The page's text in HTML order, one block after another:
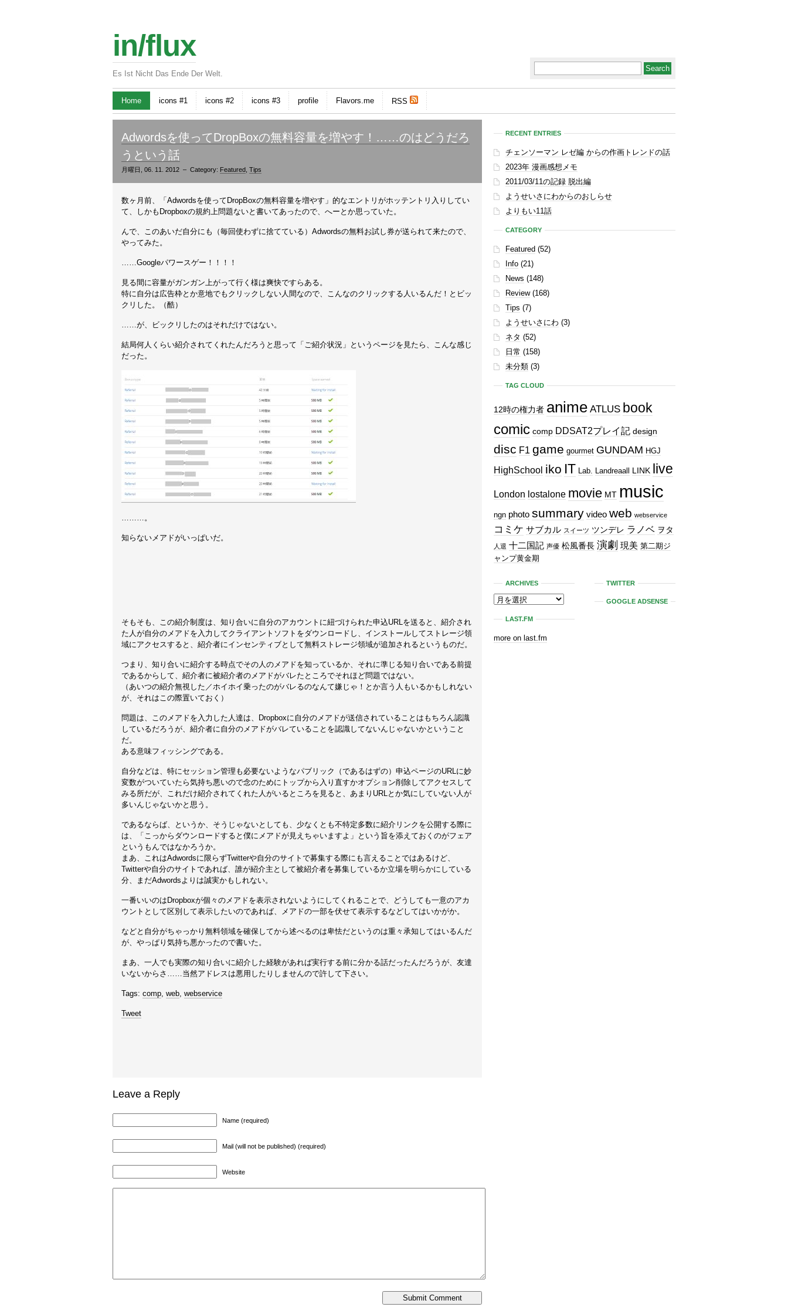
in/flux
Es Ist Nicht Das Ende Der Welt.
Home icons #1 icons #2 icons #3 profile Flavors.me RSS
Adwordsを使ってDropBoxの無料容量を増やす！……のはどうだろ
うという話
月曜日, 06. 11. 2012 – Category: Featured Tips
数ヶ月前、「Adwordsを使ってDropBoxの無料容量を増やす」的なエントリがホッテントリ入りしてい
て、しかもDropboxの規約上問題ないと書いてあったので、へーとか思っていた。
んで、このあいだ自分にも（毎回使わずに捨てている）Adwordsの無料お試し券が送られて来たので、
やってみた。
……Googleパワースゲー！！！！
見る間に容量がガンガン上がって行く様は爽快ですらある。
特に自分は広告枠とか意地でもクリックしない人間なので、こんなのクリックする人いるんだ！とビッ
クリした。（酷）
……が、ビックリしたのはそれだけではない。
結局何人くらい紹介されてくれたんだろうと思って「ご紹介状況」というページを見たら、こんな感じ
だった。
………。
知らないメアドがいっぱいだ。
そもそも、この紹介制度は、知り合いに自分のアカウントに紐づけられた申込URLを送ると、紹介され
た人が自分のメアドを入力してクライアントソフトをダウンロードし、インストールしてストレージ領
域にアクセスすると、紹介者にインセンティブとして無料ストレージ領域が追加されるというものだ。
つまり、知り合いに紹介する時点でその人のメアドを知っているか、それに準じる知り合いである前提
であるからして、紹介者に被紹介者のメアドがバレたところでそれほど問題ではない。
（あいつの紹介無視した／ホイホイ乗ったのがバレるのなんて嫌じゃ！とか言う人もいるかもしれない
が、それはこの際置いておく）
問題は、このメアドを入力した人達は、Dropboxに自分のメアドが送信されていることはもちろん認識
しているだろうが、紹介者に自分のメアドがバレていることを認識してないんじゃないかということ
だ。
ある意味フィッシングである。
自分などは、特にセッション管理も必要ないようなパブリック（であるはずの）申込ページのURLに妙
変数がついていたら気持ち悪いので念のためにトップから入り直すかオプション削除してアクセスして
みる所だが、これだけ紹介されてくれた人がいるところを見ると、あまりURLとか気にしていない人が
多いんじゃないかと思う。
であるならば、というか、そうじゃないとしても、少なくとも不特定多数に紹介リンクを公開する際に
は、「こっからダウンロードすると僕にメアドが見えちゃいますよ」という旨を添えておくのがフェア
というもんではなかろうか。
まあ、これはAdwordsに限らずTwitterや自分のサイトで募集する際にも言えることではあるけど、
Twitterや自分のサイトであれば、誰が紹介主として被紹介者を募集しているか立場を明らかにしている
分、まだAdwordsよりは誠実かもしれない。
一番いいのはDropboxが個々のメアドを表示されないようにしてくれることで、どうしても一意のアカ
ウントとして区別して表示したいのであれば、メアドの一部を伏せて表示するなどしてはいかがか。
などと自分がちゃっかり無料領域を確保してから述べるのは卑怯だというのは重々承知してはいるんだ
が、やっぱり気持ち悪かったので書いた。
まあ、一人でも実際の知り合いに紹介した経験があれば実行する前に分かる話だったんだろうが、友達
いないからさ……当然アドレスは悪用したりしませんので許して下さい。
Tags: comp, web, webservice
Tweet
Leave a Reply
Name (required)
Mail (will not be published) (required)
Website
RECENT ENTRIES
チェンソーマン レゼ編 からの作画トレンドの話
2023年 漫画感想メモ
2011/03/11の記録 脱出編
ようせいさにわからのおしらせ
よりもい11話
CATEGORY
Featured (52)
Info (21)
News (148)
Review(168)
Tips (7)
ようせいさにわ (3)
ネタ (52)
日常 (158)
未分類 (3)
TAG CLOUD
12時の権力者 anime ATLUS book
comic comp DDSAT2プレイ記 design
disc F1 game gourmet GUNDAM HGJ
HighSchool iko IT Lab. Landreaall LINK live
London lostalone movie MT music
ngn photo summary video web webservice
コミケ サブカル スイーツ ツンデレ ラノベ ヲタ
人退 十二国記 声優 松風番長 演劇 現美 第二期ジ
ャンプ黄金期
TWITTER
GOOGLE ADSENSE
ARCHIVES
LAST.FM
more on last.fm